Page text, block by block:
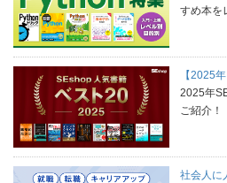
すめ本を
【2025
2025年
ご紹介！
社会人に